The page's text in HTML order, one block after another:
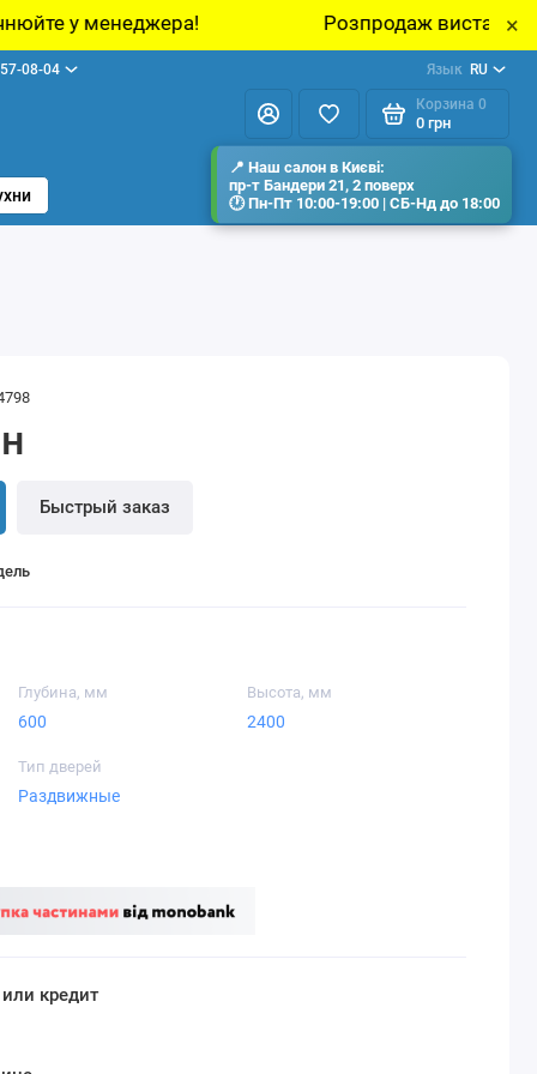
Розпродаж виставкових зразків ×
08-04 Язык RU
Корзина 0
0 грн
Быстрый заказ
Глубина, мм
600
Высота, мм
2400
Тип дверей
Раздвижные
кредит